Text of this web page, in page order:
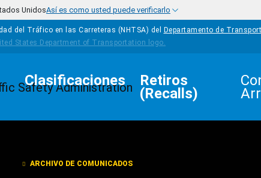
UnidosAsí es como usted puede verificarlo
del Tráfico en las Carreteras (NHTSA) del
Departamento de
Homepage
Clasificaciones Retiros
(Recalls)
ARCHIVO DE COMUNICADOS